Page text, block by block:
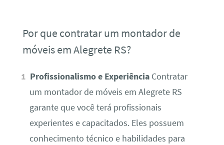
Por que contratar um montador de
móveis em Alegrete RS?
Profissionalismo e Experiência Contratar
um montador de móveis em Alegrete RS
garante que você terá profissionais
experientes e capacitados. Eles possuem
conhecimento técnico e habilidades para